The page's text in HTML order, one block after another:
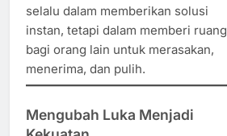
selalu dalam memberikan solusi
instan, tetapi dalam memberi ruang
bagi orang lain untuk merasakan,
menerima, dan pulih.
Mengubah Luka Menjadi